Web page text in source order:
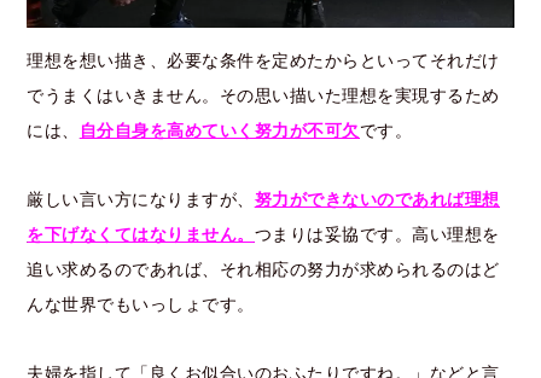
理想を想い描き、必要な条件を定めたからといってそれだけ
でうまくはいきません。その思い描いた理想を実現するため
には、
自分自身を高めていく努力が不可欠です。
厳しい言い方になりますが、努力ができないのであれば理想
を下げなくてはなりません。 つまりは妥協です。高い理想を
追い求めるのであれば、それ相応の努力が求められるのはど
んな世界でもいっしょです。
夫婦を指して「良くお似合いのおふたりですね。」などと言